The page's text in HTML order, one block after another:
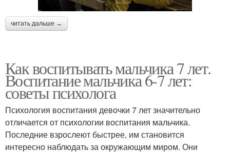
читать дальше →
Как воспитывать мальчика 7 лет.
Воспитание мальчика 6-7 лет:
советы психолога
Психология воспитания девочки 7 лет значительно
отличается от психологии воспитания мальчика.
Последние взрослеют быстрее, им становится
интересно наблюдать за окружающим миром. Они